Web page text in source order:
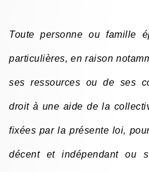
Toute personne ou famille
particulières, en raison
ses ressources ou de ses
droit à une aide de la
fixées par la présente loi,
décent et indépendant ou